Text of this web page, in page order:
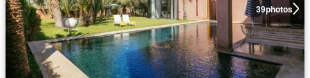
39photos